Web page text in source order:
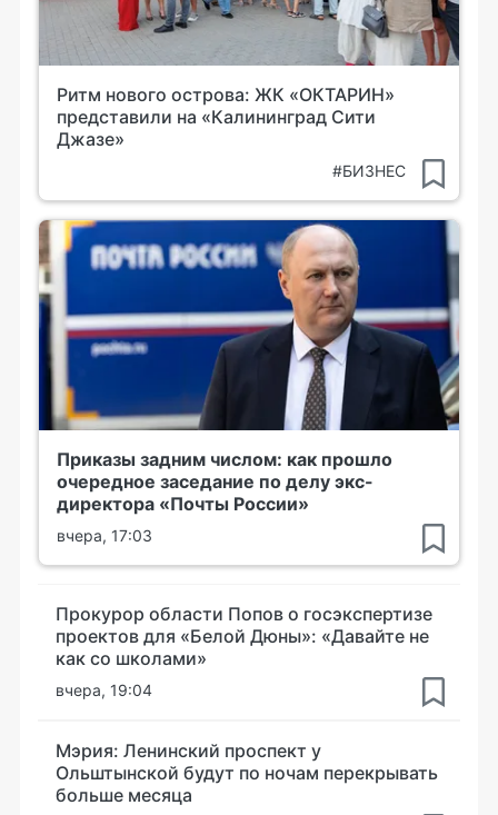
Ритм нового острова: ЖК «ОКТАРИН»
представили на «Калининград Сити
Джазе»
#БИЗНЕС
Приказы задним числом: как прошло
очередное заседание по делу экс-
директора «Почты России»
вчера, 17:03
Прокурор области Попов о госэкспертизе
проектов для «Белой Дюны»: «Давайте не
как со школами»
вчера, 19:04
Мэрия: Ленинский проспект у
Ольштынской будут по ночам перекрывать
больше месяца